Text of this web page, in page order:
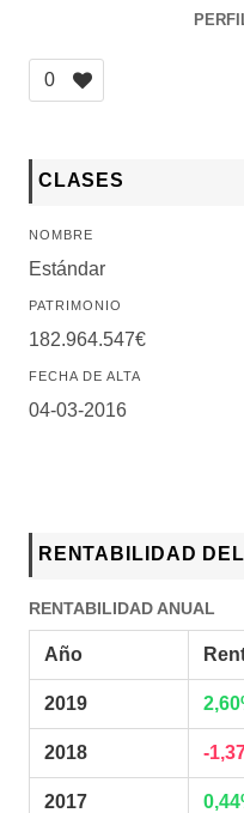
0
CLASES
NOMBRE
Estándar
PATRIMONIO
182.964.547€
FECHA DE ALTA
04-03-2016
RENTABILIDAD
RENTABILIDAD ANUAL
Año
2019
2018 -
2017